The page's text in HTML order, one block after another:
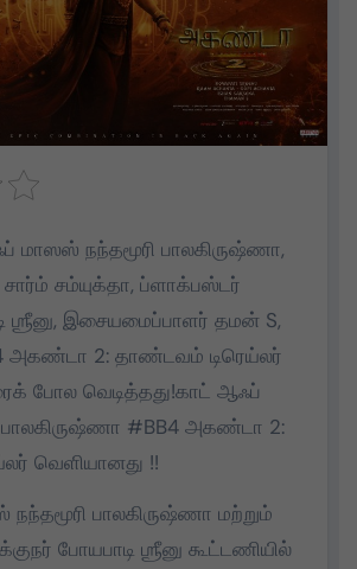
மாஸஸ் நந்தமூரி பாலகிருஷ்ணா,
சம்யுக்தா, ப்ளாக்பஸ்டர்
ஶ்ரீனு, இசையமைப்பாளர் தமன் S,
அகண்டா 2: தாண்டவம் டிரெய்லர்
போல வெடித்தது!காட் ஆஃப்
பாலகிருஷ்ணா #BB4 அகண்டா 2:
வெளியானது !!
பாலகிருஷ்ணா மற்றும்
போயபாடி ஶ்ரீனு கூட்டணியில்